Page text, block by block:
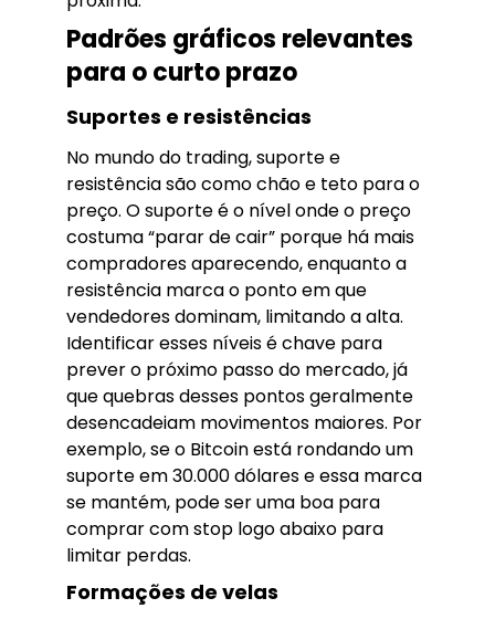
Padrões gráficos relevantes
para o curto prazo
Suportes e resistências
No mundo do trading, suporte e
resistência são como chão e teto para o
preço. O suporte é o nível onde o preço
costuma “parar de cair” porque há mais
compradores aparecendo, enquanto a
resistência marca o ponto em que
vendedores dominam, limitando a alta.
Identificar esses níveis é chave para
prever o próximo passo do mercado, já
que quebras desses pontos geralmente
desencadeiam movimentos maiores. Por
exemplo, se o Bitcoin está rondando um
suporte em 30.000 dólares e essa marca
se mantém, pode ser uma boa para
comprar com stop logo abaixo para
limitar perdas.
Formações de velas